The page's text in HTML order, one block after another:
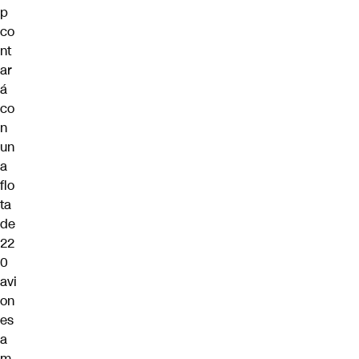
p
co
nt
ar
á
co
n
un
a
flo
ta
de
22
0
avi
on
es
a